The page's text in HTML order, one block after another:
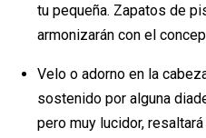
tu pequeña. Zapatos de
armonizarán con el
Velo o adorno en la
sostenido por alguna
pero muy lucidor,